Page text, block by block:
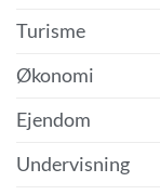
Turisme
Økonomi
Ejendom
Undervisning